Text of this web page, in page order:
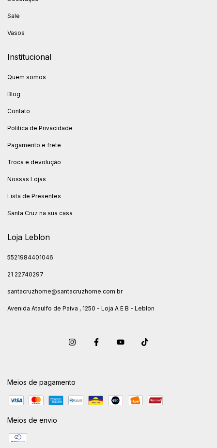
Sale
Vasos
Institucional
Quem somos
Blog
Contato
Politica de Privacidade
Pagamento e frete
Troca e devolução
Nossas Lojas
Lista de Presentes
Santa Cruz na sua casa
Loja Leblon
5521984401046
21 22740297
santacruzhome@santacruzhome.com.br
Avenida Ataulfo de Paiva , 1250 - Loja A E B - Leblon
Meios de pagamento
Meios de envio